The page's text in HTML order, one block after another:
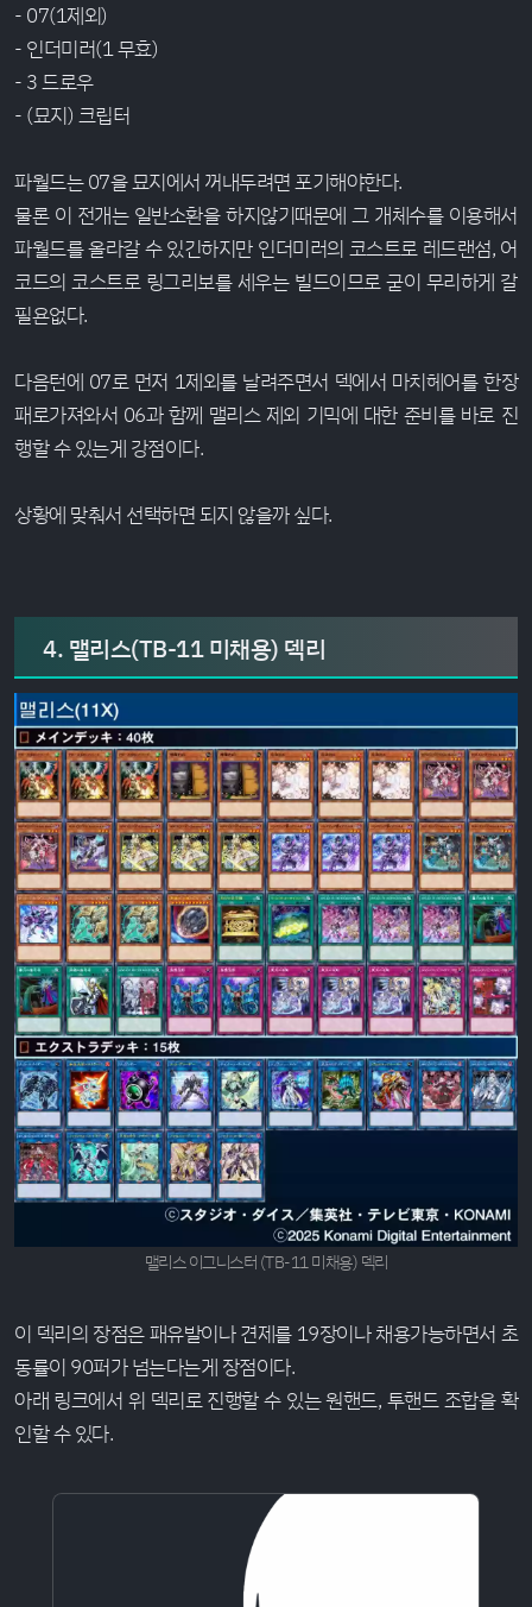
- 07(1제외)
- 인더미러(1 무효)
- 3 드로우
- (묘지) 크립터
파월드는 07을 묘지에서 꺼내두려면 포기해야한다.
물론 이 전개는 일반소환을 하지않기때문에 그 개체수를 이용해서
파월드를 올라갈 수 있긴하지만 인더미러의 코스트로 레드랜섬, 어
코드의 코스트로 링그리보를 세우는 빌드이므로 굳이 무리하게 갈
필욘없다.
다음턴에 07로 먼저 1제외를 날려주면서 덱에서 마치헤어를 한장
패로가져와서 06과 함께 맬리스 제외 기믹에 대한 준비를 바로 진
행할 수 있는게 강점이다.
상황에 맞춰서 선택하면 되지 않을까 싶다.
4. 맬리스(TB-11 미채용) 덱리
맬리스 이그니스터 (TB-11 미채용) 덱리
이 덱리의 장점은 패유발이나 견제를 19장이나 채용가능하면서 초
동률이 90퍼가 넘는다는게 장점이다.
아래 링크에서 위 덱리로 진행할 수 있는 원핸드, 투핸드 조합을 확
인할 수 있다.